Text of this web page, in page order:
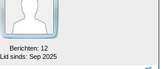
Berichten: 12
Lid sinds: Sep 2025